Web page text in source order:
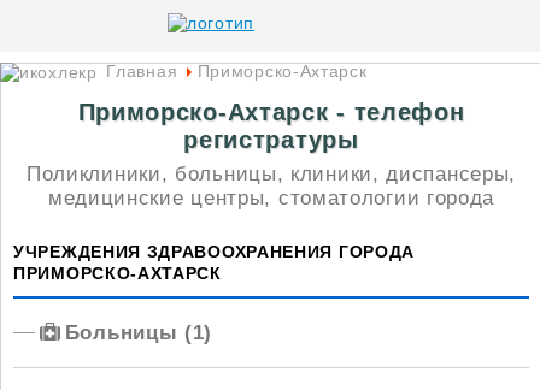
Главная Приморско-Ахтарск
Приморско-Ахтарск - телефон
регистратуры
Поликлиники, больницы, клиники, диспансеры,
медицинские центры, стоматологии города
УЧРЕЖДЕНИЯ ЗДРАВООХРАНЕНИЯ ГОРОДА
ПРИМОРСКО-АХТАРСК
Больницы (1)